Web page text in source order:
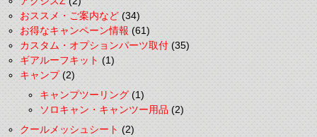
おススメ・ご案内など(34)
お得なキャンペーン情報(61)
カスタム・オプションパーツ取付(35)
ギアルーフキット(1)
キャンプ(2)
キャンプツーリング(1)
ソロキャン・キャンツー用品(2)
クールメッシュシート(2)